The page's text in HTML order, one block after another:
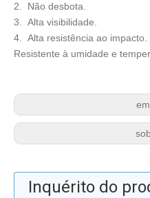
2. Não desbota.
3. Alta visibilidade.
4. Alta resistência ao impacto.
Resistente à umidade e
Inquérito do